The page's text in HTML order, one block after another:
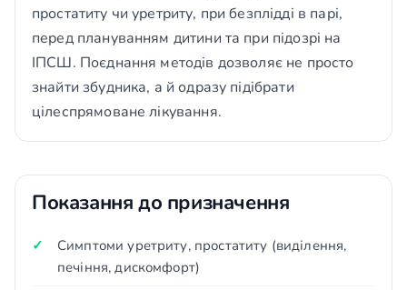
простатиту чи уретриту, при безплідді в парі,
перед плануванням дитини та при підозрі на
ІПСШ. Поєднання методів дозволяє не просто
знайти збудника, а й одразу підібрати
цілеспрямоване лікування.
Показання до призначення
Симптоми уретриту, простатиту (виділення,
печіння, дискомфорт)